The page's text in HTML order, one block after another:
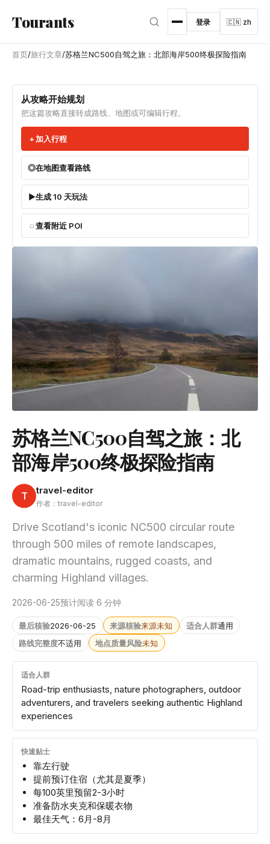
Tourants 登录 🇨🇳 zh
首页/旅行文章/苏格兰NC500自驾之旅：北部海岸500终极探险指南
从攻略开始规划
把这篇攻略直接转成路线、地图或可编辑行程。
加入行程
在地图查看路线
生成 10 天玩法
查看附近 POI
苏格兰NC500自驾之旅：北
部海岸500终极探险指南
T travel-editor
作者：travel-editor
Drive Scotland's iconic NC500 circular route
through 500 miles of remote landscapes,
dramatic mountains, rugged coasts, and
charming Highland villages.
2026-06-25预计阅读 6 分钟
最后核验2026-06-25 来源核验来源未知 适合人群通用
路线完整度不适用 地点质量风险未知
适合人群
Road-trip enthusiasts, nature photographers, outdoor
adventurers, and travelers seeking authentic Highland
experiences
快速贴士
靠左行驶
提前预订住宿（尤其是夏季）
每100英里预留2-3小时
准备防水夹克和保暖衣物
最佳天气：6月-8月